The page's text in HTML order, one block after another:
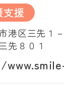
支援
港区三先１
先８０１